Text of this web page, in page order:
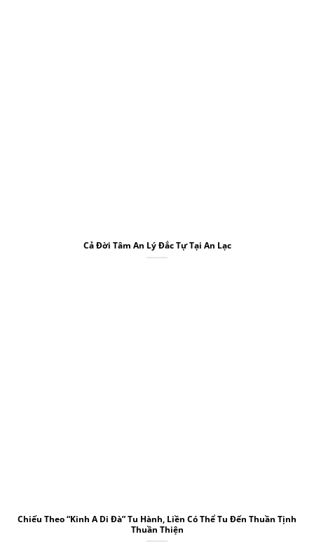
Cả Đời Tâm An Lý Đắc Tự Tại An Lạc
Chiếu Theo “Kinh A Di Đà” Tu Hành, Liền Có Thể Tu Đến Thuần Tịnh
Thuần Thiện